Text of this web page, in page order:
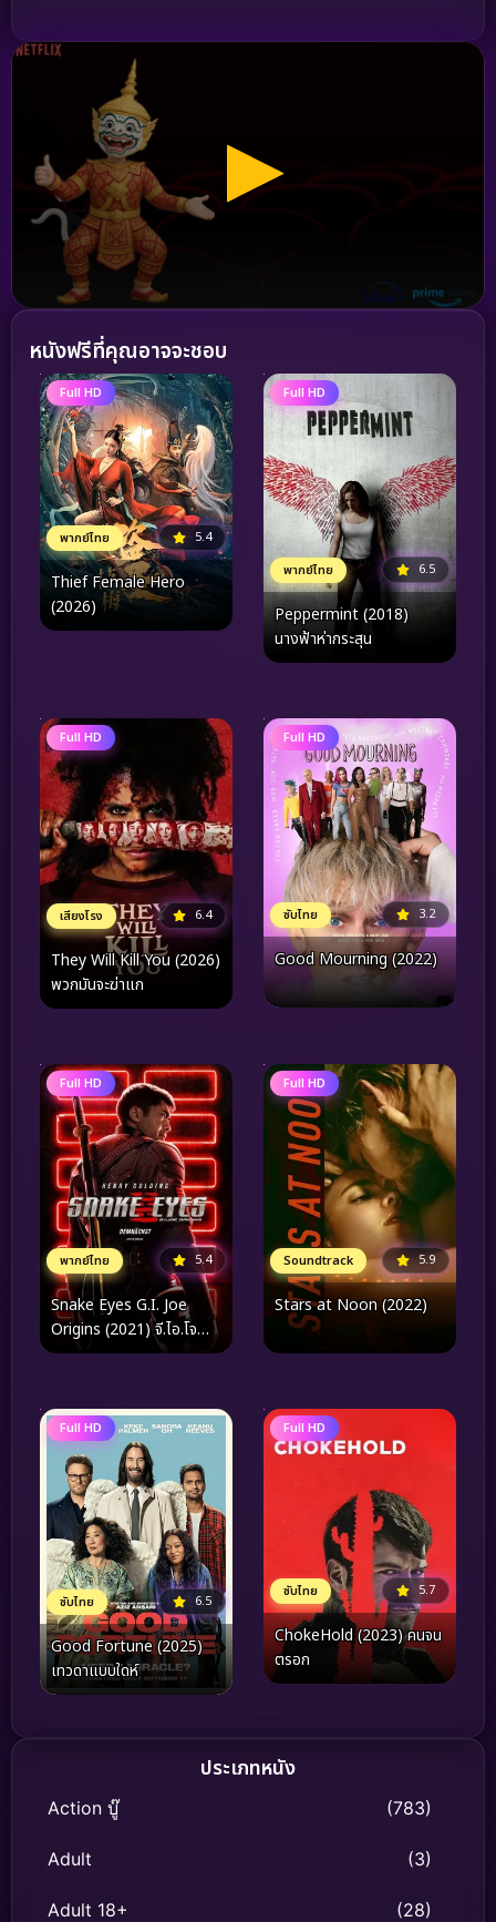
หนังฟรีที่คุณอาจจะชอบ
Full HD
พากย์ไทย 5.4
Thief Female Hero
(2026)
Full HD
พากย์ไทย 6.5
Peppermint (2018)
นางฟ้าห่ากระสุน
Full HD
เสียงโรง 6.4
They Will Kill You (2026)
พวกมันจะฆ่าแก
Full HD
ซับไทย 3.2
Good Mourning (2022)
Full HD
พากย์ไทย 5.4
Snake Eyes G.I. Joe
Origins (2021) จี.ไอ.โจ
สเนคอายส์
Full HD
Soundtrack 5.9
Stars at Noon (2022)
Full HD
ซับไทย 6.5
Good Fortune (2025)
เทวดาแบบใดห์
Full HD
ซับไทย 5.7
ChokeHold (2023) คนจน
ตรอก
ประเภทหนัง
Action บู๊ (783)
Adult (3)
Adult 18+ (28)